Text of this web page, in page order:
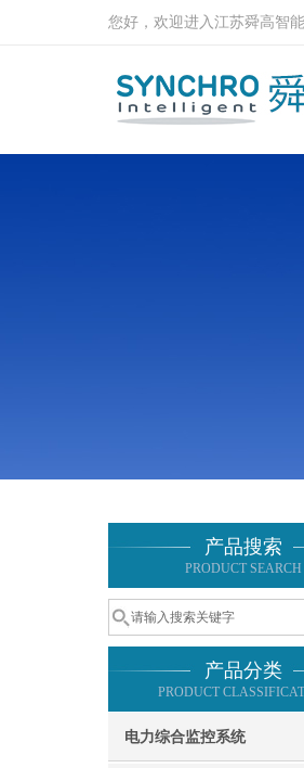
您好，欢迎进入江苏舜高智
产品搜索
PRODUCT SEARCH
产品分类
PRODUCT
电力综合监控系统